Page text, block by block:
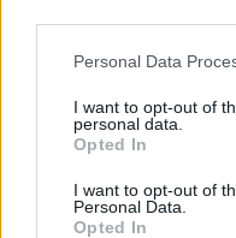
Please note that this
not limited to your visit or
grant or deny consent to
use your data for below
consent section.
Personal Data
I want to opt-out of
personal data.
Opted In
I want to opt-out of
Personal Data.
Opted In
Share:
ενημερωθείτε πρώτοι
τελευταία νέατης ημέρας